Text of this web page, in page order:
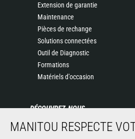
Extension de garantie
Maintenance
Pièces de rechange
Solutions connectées
Outil de Diagnostic
Formations
Matériels d'occasion
DÉCOUVREZ-NOUS
Entreprise
MANITOU RESPECTE